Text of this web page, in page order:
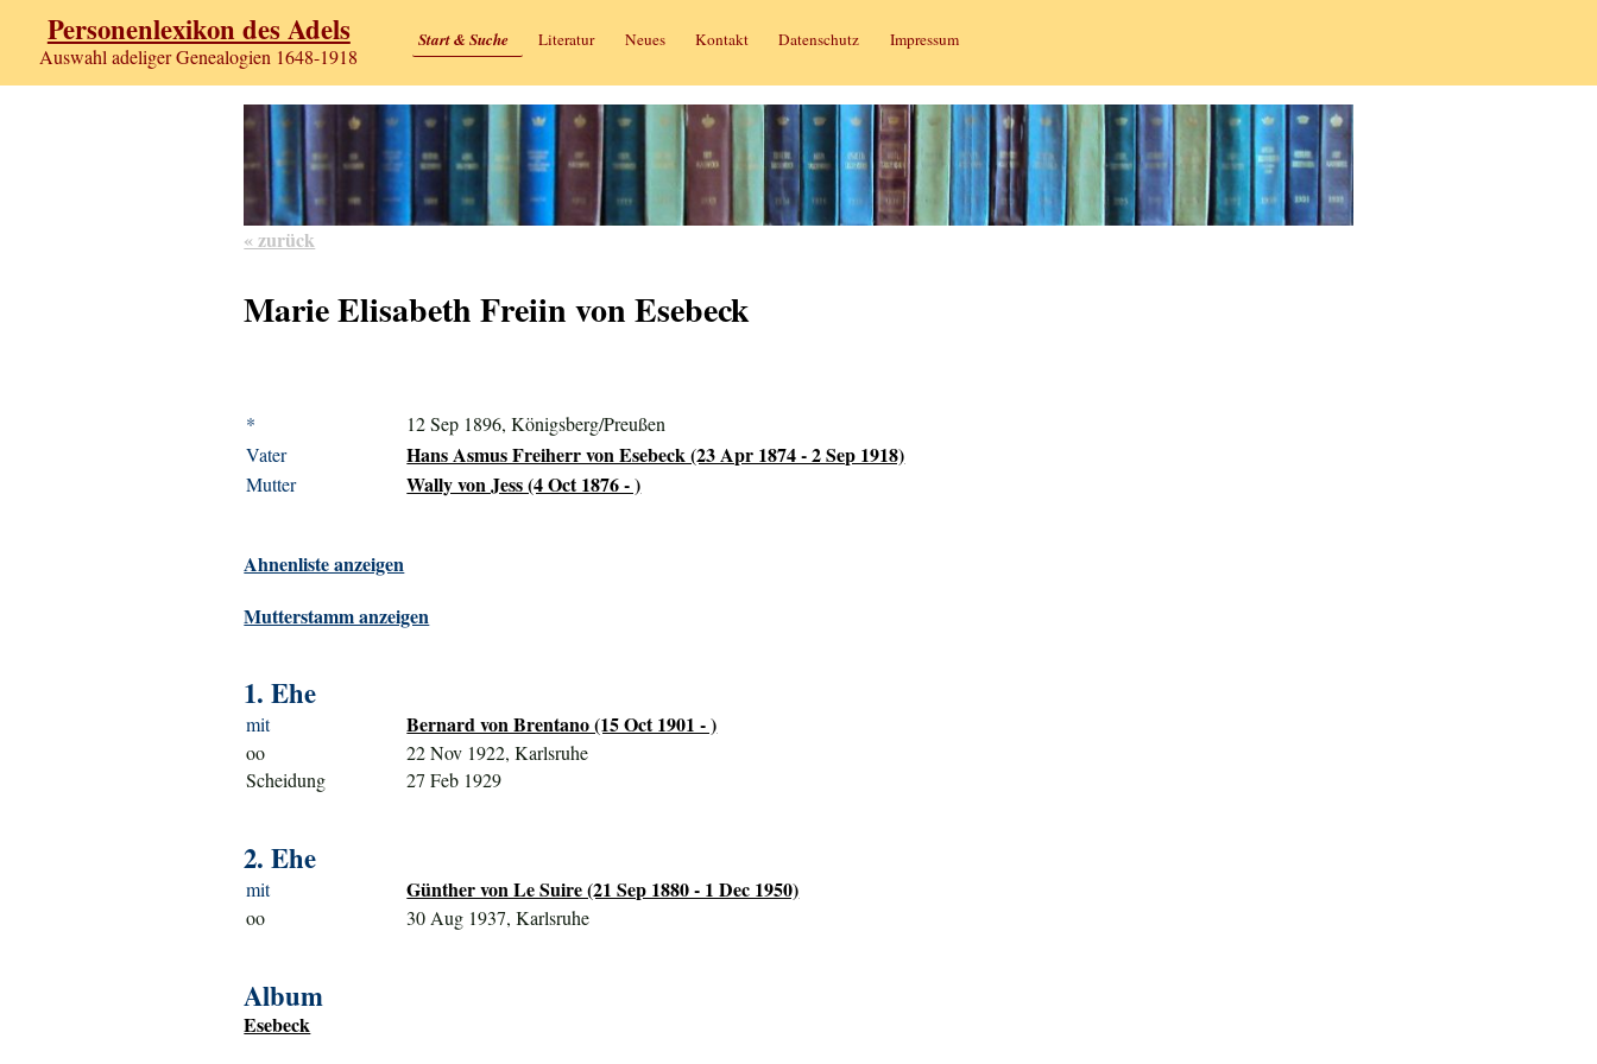
Personenlexikon des Adels
Auswahl adeliger Genealogien 1648-1918
Start & Suche Literatur Neues Kontakt Datenschutz Impressum
« zurück
Marie Elisabeth Freiin von Esebeck
*
12 Sep 1896, Königsberg/Preußen
Vater
Hans Asmus Freiherr von Esebeck (23 Apr 1874 - 2 Sep 1918)
Mutter Wally von Jess (4 Oct 1876 - )
Ahnenliste anzeigen
Mutterstamm anzeigen
1. Ehe
mit Bernard von Brentano (15 Oct 1901 - )
oo
22 Nov 1922, Karlsruhe
Scheidung
27 Feb 1929
2. Ehe
mit Günther von Le Suire (21 Sep 1880 - 1 Dec 1950)
oo 30 Aug 1937, Karlsruhe
Album
Esebeck